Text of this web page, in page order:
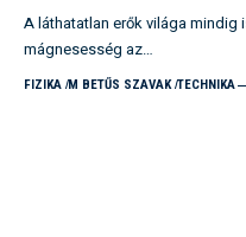
A láthatatlan erők világa
mágnesesség az…
FIZIKA M BETŰS SZAVAK TECHNIKA